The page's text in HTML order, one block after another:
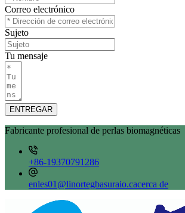
Correo electrónico
Sujeto
Tu mensaje
ENTREGAR
Fabricante profesional de perlas biomagnéticas
+86-19370791286
enles01@linortegbasuraio.cacerca de